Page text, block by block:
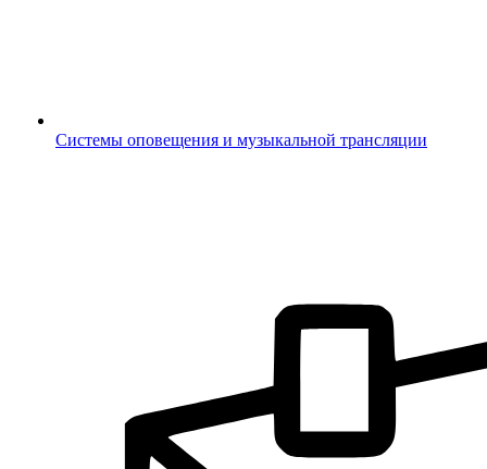
Системы оповещения и музыкальной трансляции